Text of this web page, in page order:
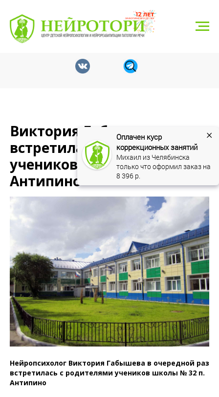
8 (3452) 550-548
neyrotori@gmail.com
Записаться
Виктория Габышева
встретилась с родителями
учеников школы № 32 п.
Антипино
Нейропсихолог Виктория Габышева в очередной раз
встретилась с родителями учеников школы № 32 п.
Антипино
Оплачен куср
коррекционных занятий
Михаил из Челябинска
8 396 р.
×